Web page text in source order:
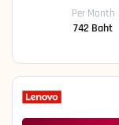
Per Month
742 Baht